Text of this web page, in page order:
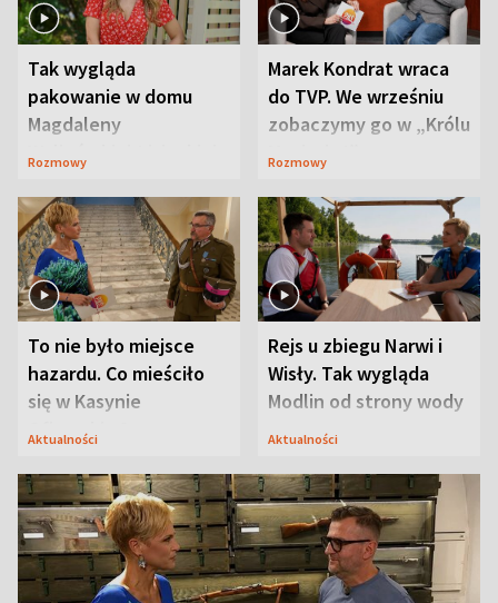
Tak wygląda
pakowanie w domu
Magdaleny
Waligórskiej-Lisieckiej.
Rozmowy
Marek Kondrat wraca
do TVP. We wrześniu
zobaczymy go w „Królu
Maciusiu I”
Rozmowy
To nie było miejsce
hazardu. Co mieściło
się w Kasynie
Oficerskim?
Aktualności
Rejs u zbiegu Narwi i
Wisły. Tak wygląda
Modlin od strony wody
Aktualności